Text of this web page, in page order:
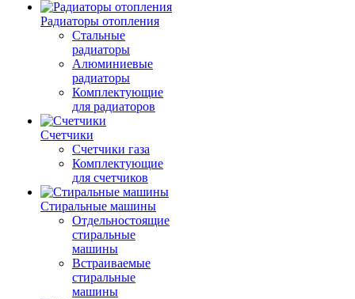
Радиаторы отопления
Стальные
радиаторы
Алюминиевые
радиаторы
Комплектующие
для радиаторов
Счетчики
Счетчики газа
Комплектующие
для счетчиков
Стиральные машины
Отдельностоящие
стиральные
машины
Встраиваемые
стиральные
машины